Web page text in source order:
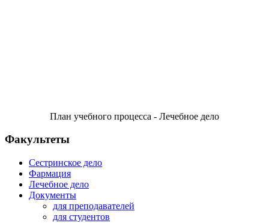
План учебного процесса - Лечебное дело
Факультеты
Сестринское дело
Фармация
Лечебное дело
Документы
для преподавателей
для студентов